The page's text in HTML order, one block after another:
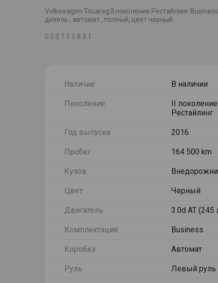
Volkswagen Touareg II поколение Рестайлинг
дизель , автомат , полный, цвет черный
0 0 0 1 5 5 8 3 1
Наличие В наличии
Поколение
II поколение
Рестайлинг
Год выпуска 2016
Пробег 164 500 km
Кузов
Цвет Черный
Двигатель 3.0d AT (245
Комплектация Business
Коробка Автомат
Руль Левый руль